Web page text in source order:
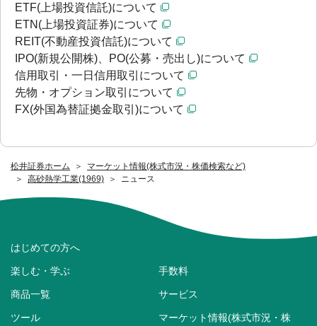
松井証券ホーム
マーケット情報(株式市況・株価検索など)
高砂熱学工業(1969)
ニュース
ETF(上場投資信託)について
ETN(上場投資証券)について
REIT(不動産投資信託)について
IPO(新規公開株)、PO(公募・売出し)について
信用取引・一日信用取引について
先物・オプション取引について
FX(外国為替証拠金取引)について
はじめての方へ
楽しむ・学ぶ 手数料
商品一覧 サービス
ツール
マーケット情報(株式市況・株